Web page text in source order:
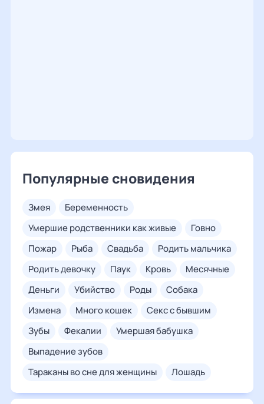
Популярные сновидения
змея
беременность
умершие родственники как живые
говно
пожар
рыба свадьба
родить мальчика
родить девочку
паук кровь
месячные
деньги
убийство роды
собака
измена
много кошек
секс с бывшим
зубы
фекалии
умершая бабушка
выпадение зубов
тараканы во сне для женщины
лошадь